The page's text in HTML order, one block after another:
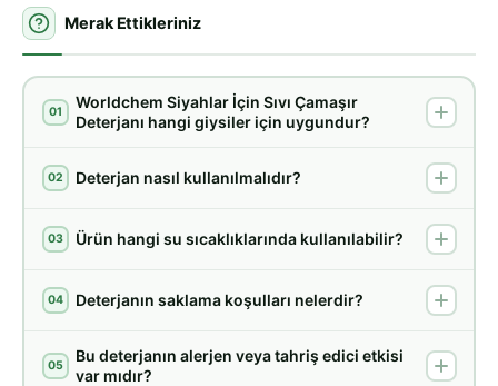
Merak Ettikleriniz
01
Worldchem Siyahlar İçin Sıvı Çamaşır
Deterjanı hangi giysiler için uygundur?
02 Deterjan nasıl kullanılmalıdır?
03 Ürün hangi su sıcaklıklarında kullanılabilir?
04 Deterjanın saklama koşulları nelerdir?
05
Bu deterjanın alerjen veya tahriş edici etkisi
var mıdır?